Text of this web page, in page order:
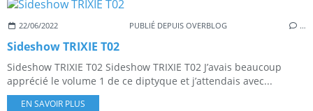
22/06/2022 PUBLIÉ DEPUIS OVERBLOG …
Sideshow TRIXIE T02
Sideshow TRIXIE T02 Sideshow TRIXIE T02 J’avais beaucoup
apprécié le volume 1 de ce diptyque et j’attendais avec...
EN SAVOIR PLUS